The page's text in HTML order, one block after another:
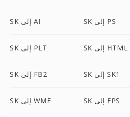
SK إلى AI SK إلى PS
SK إلى PLT SK إلى HTML
SK إلى FB2 SK إلى SK1
SK إلى WMF SK إلى EPS